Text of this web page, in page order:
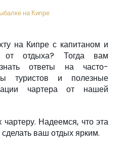
на Кипре
на Кипре с капитаном и
от отдыха? Тогда вам
ответы на часто-
туристов и полезные
чартера от нашей
чартеру. Надеемся, что эта
ваш отдых ярким.